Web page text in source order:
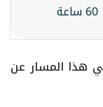
60 ساعة
هذا المسار عن